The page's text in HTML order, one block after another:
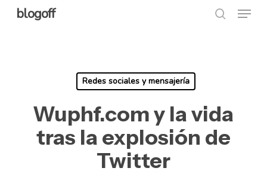
Skipblogoff Menu
Redes sociales y mensajería
Wuphf.com y la vida
tras la explosión de
Twitter